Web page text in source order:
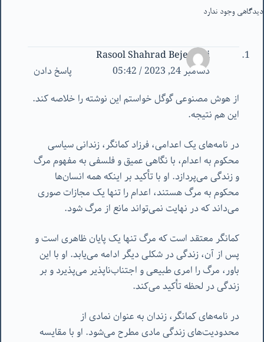
دیدگاهی وجود ندارد
Rasool Shahrad Bejestani
دسامبر 24, 2023 / 05:42
پاسخ دادن
از هوش مصنوعی گوگل خواستم این نوشته را خلاصه کند.
این هم نتیجه.
در نامه‌های یک اعدامی، فرزاد کمانگر، زندانی سیاسی
محکوم به اعدام، با نگاهی عمیق و فلسفی به مفهوم مرگ
و زندگی می‌پردازد. او با تأکید بر اینکه همه انسان‌ها
محکوم به مرگ هستند، اعدام را تنها یک مجازات صوری
می‌داند که در نهایت نمی‌تواند مانع از مرگ شود.
کمانگر معتقد است که مرگ تنها یک پایان ظاهری است و
پس از آن، زندگی در شکلی دیگر ادامه می‌یابد. او با این
باور، مرگ را امری طبیعی و اجتناب‌ناپذیر می‌پذیرد و بر
زندگی در لحظه تأکید می‌کند.
در نامه‌های کمانگر، زندان به عنوان نمادی از
محدودیت‌های زندگی مادی مطرح می‌شود. او با مقایسه